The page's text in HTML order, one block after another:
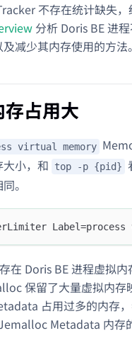
不存在统计缺失
分析 Doris BE 进
减少其内存使用的方法。
占用大
virtual memory
小，和
top -p {pid}
。
在 Doris BE 进程虚拟
保留了大量虚拟内存
占用过多的内存
Metadata 内存